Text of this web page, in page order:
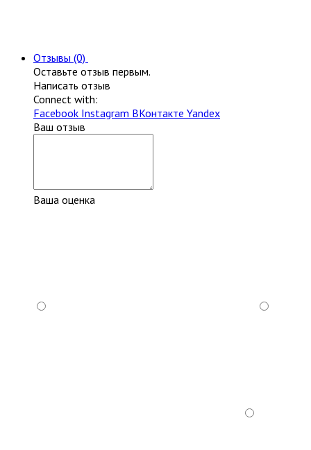
Отзывы (0)
Оставьте отзыв первым.
Написать отзыв
Connect with:
Facebook Instagram ВКонтакте Yandex
Ваш отзыв
Ваша оценка